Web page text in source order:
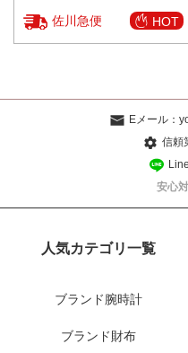
佐川急便 HOT
Eメール：
信頼
安心
人気カテゴリ一覧
ブランド腕時計
ブランド財布